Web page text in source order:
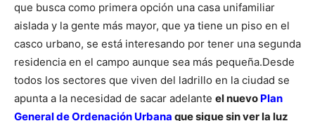
que busca como primera opción una casa unifamiliar
aislada y la gente más mayor, que ya tiene un piso en el
casco urbano, se está interesando por tener una segunda
residencia en el campo aunque sea más pequeña.Desde
todos los sectores que viven del ladrillo en la ciudad se
apunta a la necesidad de sacar adelante el nuevo Plan
General de Ordenación Urbana que sigue sin ver la luz